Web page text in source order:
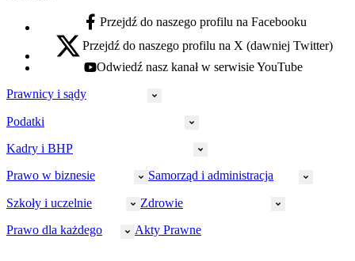
facebook - otwiera się w nowej karcie
Przejdź do naszego profilu na Facebooku
x - otwiera się w nowej karcie
Przejdź do naszego profilu na X (dawniej Twitter)
youtube - otwiera się w nowej karcie
Odwiedź nasz kanał w serwisie YouTube
Prawnicy i sądy
Prawnicy
Policja
Strefa aplikanta
Sędziowie
Podatki
CIT
Akcyza
Rachunkowość
Kadry i BHP
HR
Ubezpieczenia społeczne
Prawo w biznesie
Małe i średnie firmy
Samorząd i administracja
Bezpieczeństwo publiczne
Szkoły i uczelnie Zdrowie
Prawo dla każdego Akty Prawne